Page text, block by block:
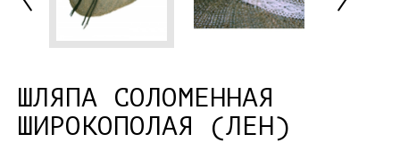
ШЛЯПА СОЛОМЕННАЯ
ШИРОКОПОЛАЯ (ЛЕН)